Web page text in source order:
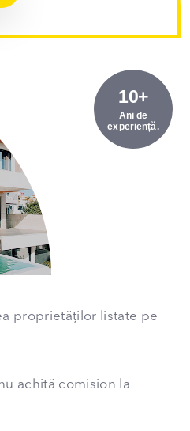
10+
Ani de
experiență.
proprietăților listate pe
achită comision la